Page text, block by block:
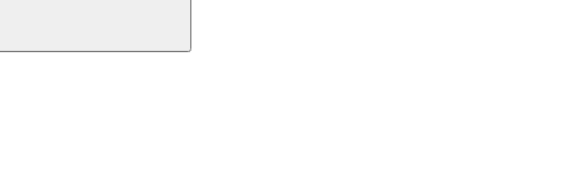
Buscar